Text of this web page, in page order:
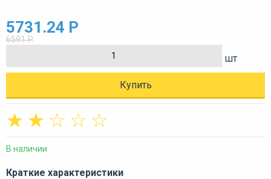
5731.24 Р
6591 Р
шт
Купить
☆
☆
☆
☆
☆
В наличии
Краткие характеристики